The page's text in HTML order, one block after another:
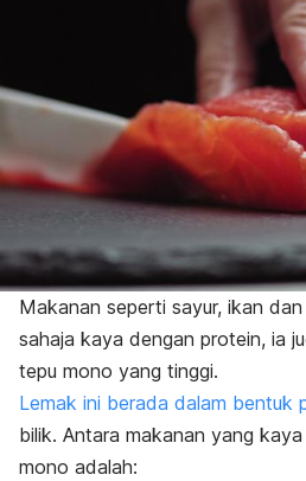
Makanan seperti sayur, ikan
sahaja kaya dengan protein, ia
tepu mono yang tinggi.
Lemak ini berada dalam bentuk
bilik. Antara makanan yang
mono adalah: